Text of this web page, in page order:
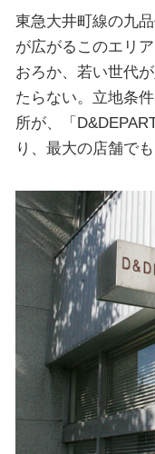
東急大井町線の九
が広がるこのエリ
おろか、若い世代
たらない。立地条
所が、「
り、最大の店舗でも